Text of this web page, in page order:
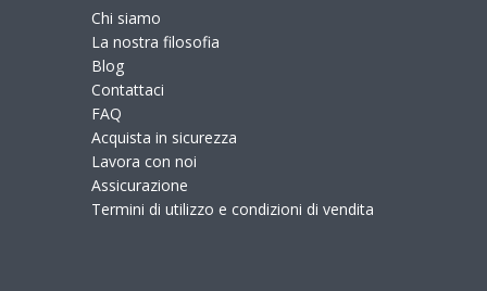
Chi siamo
La nostra filosofia
Blog
Contattaci
FAQ
Acquista in sicurezza
Lavora con noi
Assicurazione
Termini di utilizzo e condizioni di vendita